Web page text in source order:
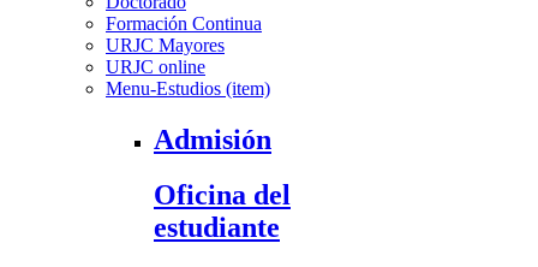
Formación Continua
URJC Mayores
URJC online
Menu-Estudios (item)
Admisión
Oficina del
estudiante